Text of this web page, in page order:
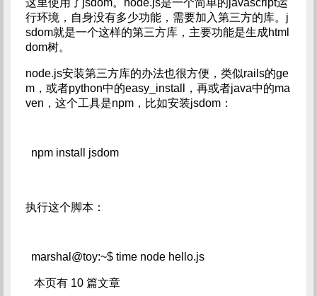
这里使用了jsdom。node.js是一个简单的javascript运
行环境，自身没有多少功能，需要加入第三方的库。j
sdom就是一个这样的第三方库，主要功能是生成html
dom树。
node.js安装第三方库的办法也很方便，类似rails的ge
m，或者python中的easy_install，再或者java中的ma
ven，这个工具是npm，比如安装jsdom：
npm install jsdom
执行这个脚本：
marshal@toy:~$ time node hello.js
本页有 10 篇文章